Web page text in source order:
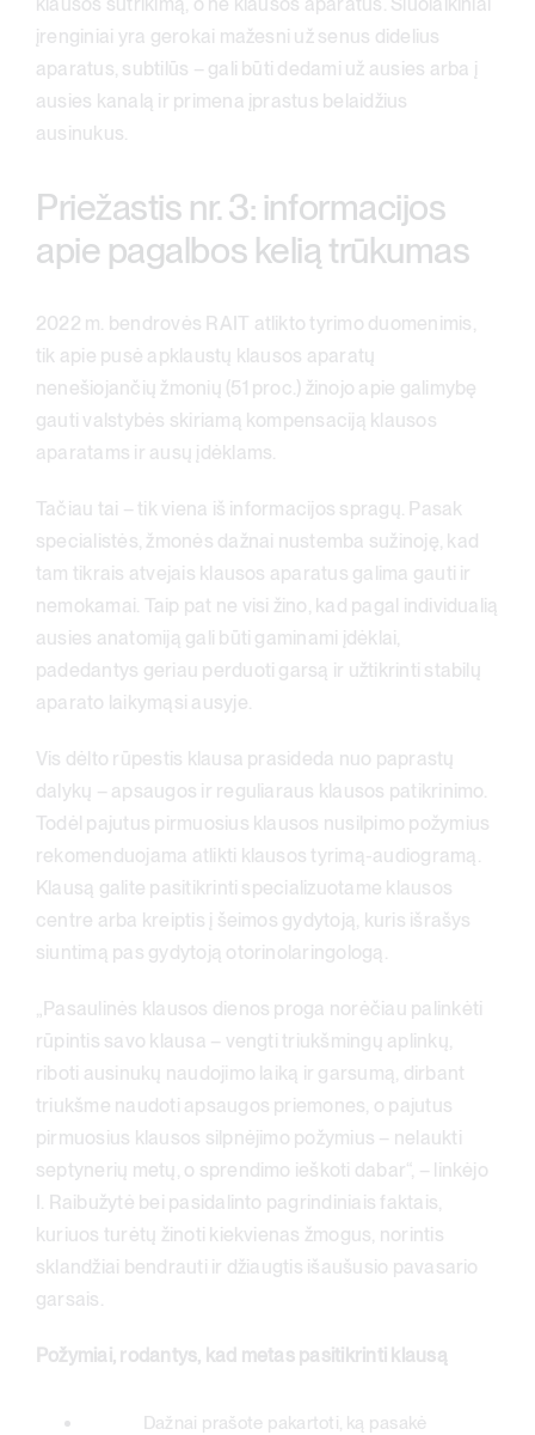
įrenginiai yra gerokai mažesni už senus didelius
aparatus, subtilūs – gali būti dedami už ausies arba į
ausies kanalą ir primena įprastus belaidžius
ausinukus.
Priežastis nr. 3: informacijos
apie pagalbos kelią trūkumas
2022 m. bendrovės RAIT atlikto tyrimo duomenimis,
tik apie pusė apklaustų klausos aparatų
nenešiojančių žmonių (51 proc.) žinojo apie galimybę
gauti valstybės skiriamą kompensaciją klausos
aparatams ir ausų įdėklams.
Tačiau tai – tik viena iš informacijos spragų. Pasak
specialistės, žmonės dažnai nustemba sužinoję, kad
tam tikrais atvejais klausos aparatus galima gauti ir
nemokamai. Taip pat ne visi žino, kad pagal individualią
ausies anatomiją gali būti gaminami įdėklai,
padedantys geriau perduoti garsą ir užtikrinti stabilų
aparato laikymąsi ausyje.
Vis dėlto rūpestis klausa prasideda nuo paprastų
dalykų – apsaugos ir reguliaraus klausos patikrinimo.
Todėl pajutus pirmuosius klausos nusilpimo požymius
rekomenduojama atlikti klausos tyrimą-audiogramą.
Klausą galite pasitikrinti specializuotame klausos
centre arba kreiptis į šeimos gydytoją, kuris išrašys
siuntimą pas gydytoją otorinolaringologą.
„Pasaulinės klausos dienos proga norėčiau palinkėti
rūpintis savo klausa – vengti triukšmingų aplinkų,
riboti ausinukų naudojimo laiką ir garsumą, dirbant
triukšme naudoti apsaugos priemones, o pajutus
pirmuosius klausos silpnėjimo požymius – nelaukti
septynerių metų, o sprendimo ieškoti dabar“, – linkėjo
I. Raibužytė bei pasidalinto pagrindiniais faktais,
kuriuos turėtų žinoti kiekvienas žmogus, norintis
sklandžiai bendrauti ir džiaugtis išaušusio pavasario
garsais.
Požymiai, rodantys, kad metas pasitikrinti klausą
Dažnai prašote pakartoti, ką pasakė